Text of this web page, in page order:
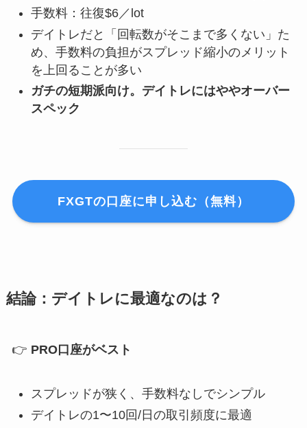
手数料：往復$6／lot
デイトレだと「回転数がそこまで多くない」た
め、手数料の負担がスプレッド縮小のメリット
を上回ることが多い
ガチの短期派向け。デイトレにはややオーバー
スペック
FXGTの口座に申し込む（無料）
結論：デイトレに最適なのは？
👉 PRO口座がベスト
スプレッドが狭く、手数料なしでシンプル
デイトレの1〜10回/日の取引頻度に最適